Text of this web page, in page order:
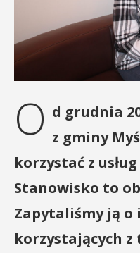
O d grudnia
z gminy
korzystać z
Stanowisko to
Zapytaliśmy ją o
korzystających